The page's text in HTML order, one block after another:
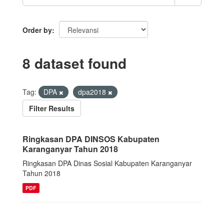
Order by
8 dataset found
Tag: DPA
dpa2018
Filter Results
Ringkasan DPA DINSOS Kabupaten
Karanganyar Tahun 2018
Ringkasan DPA Dinas Sosial Kabupaten Karanganyar
Tahun 2018
PDF